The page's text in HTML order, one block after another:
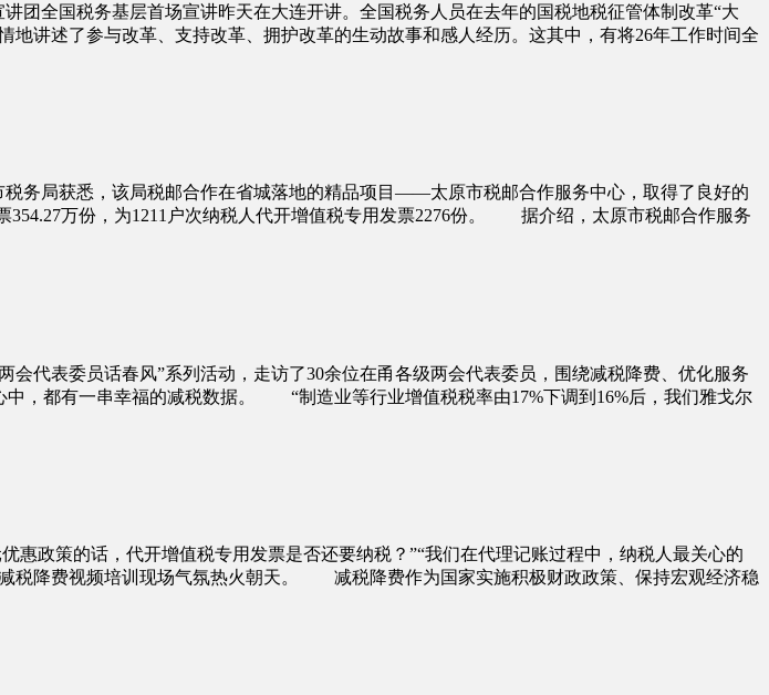
全国税务基层首场宣讲昨天在大连开讲。全国税务人员在去年的国税地税征管体制改革“大
述了参与改革、支持改革、拥护改革的生动故事和感人经历。这其中，有将26年工作时间全
务局获悉，该局税邮合作在省城落地的精品项目——太原市税邮合作服务中心，取得了良好的
354.27万份，为1211户次纳税人代开增值税专用发票2276份。 据介绍，太原市税邮合作服务
表委员话春风”系列活动，走访了30余位在甬各级两会代表委员，围绕减税降费、优化服务
，都有一串幸福的减税数据。 “制造业等行业增值税税率由17%下调到16%后，我们雅戈尔
惠政策的话，代开增值税专用发票是否还要纳税？”“我们在代理记账过程中，纳税人最关心的
税降费视频培训现场气氛热火朝天。 减税降费作为国家实施积极财政政策、保持宏观经济稳